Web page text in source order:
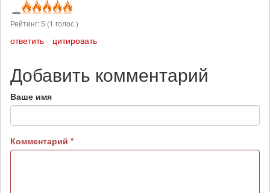
Рейтинг:5 (1 голос )
ответить цитировать
Добавить комментарий
Ваше имя
Комментарий *